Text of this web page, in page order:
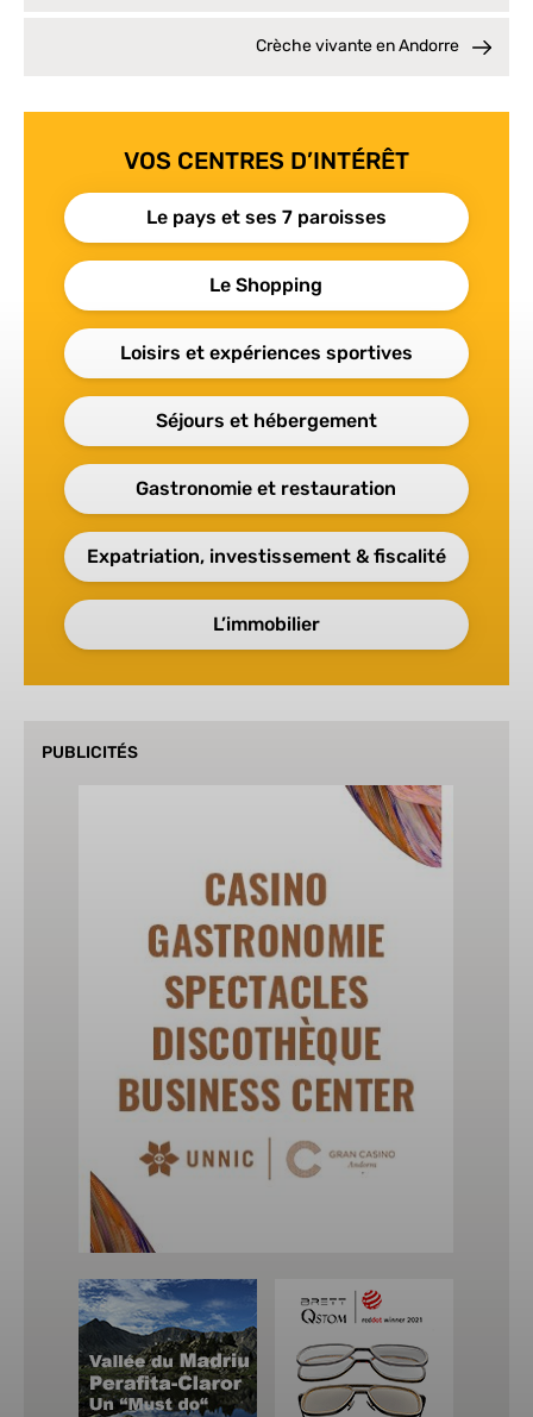
VOS CENTRES D’INTÉRÊT
Le pays et ses 7 paroisses
Le Shopping
Loisirs et expériences sportives
Séjours et hébergement
Gastronomie et restauration
Expatriation, investissement & fiscalité
L’immobilier
PUBLICITÉS
Crèche vivante en Andorre